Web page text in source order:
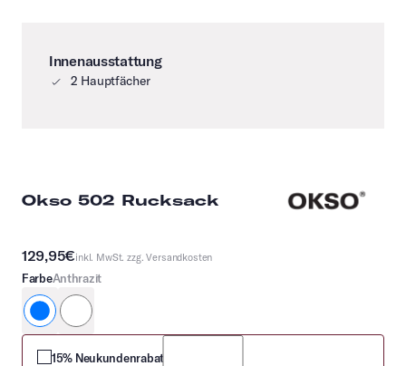
Innenausstattung
2 Hauptfächer
Okso 502 Rucksack
129,95€inkl. MwSt. zzg.Versandkosten
FarbeAnthrazit
Anthrazitschwarz
15% Neukundenrabatt